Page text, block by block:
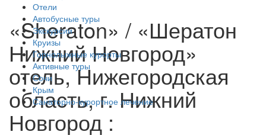
Отели
Автобусные туры
Экскурсии
Круизы
Горнолыжные курорты
Активные туры
Сочи
Крым
Санаторно-курортное лечение
«Sheraton» / «Шератон
Нижний Новгород»
отель, Нижегородская
область, г. Нижний
Новгород :